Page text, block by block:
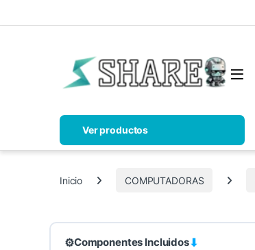
Ver productos
Inicio COMPUTADORAS
⚙Componentes Incluidos⬇